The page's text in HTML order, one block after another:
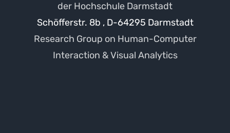
der Hochschule Darmstadt
Schöfferstr. 8b , D-64295 Darmstadt
Research Group on Human-Computer
Interaction & Visual Analytics